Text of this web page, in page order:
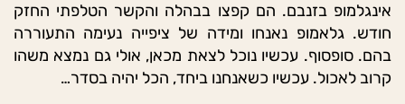
אינגלמופ בזנבם. הם קפצו בבהלה והקשר הטלפתי החזק
חודש. גלאמופ נאנחו ומידה של ציפייה נעימה התעוררה
בהם. סופסוף. עכשיו נוכל לצאת מכאן, אולי גם נמצא משהו
קרוב לאכול. עכשיו כשאנחנו ביחד, הכל יהיה בסדר…